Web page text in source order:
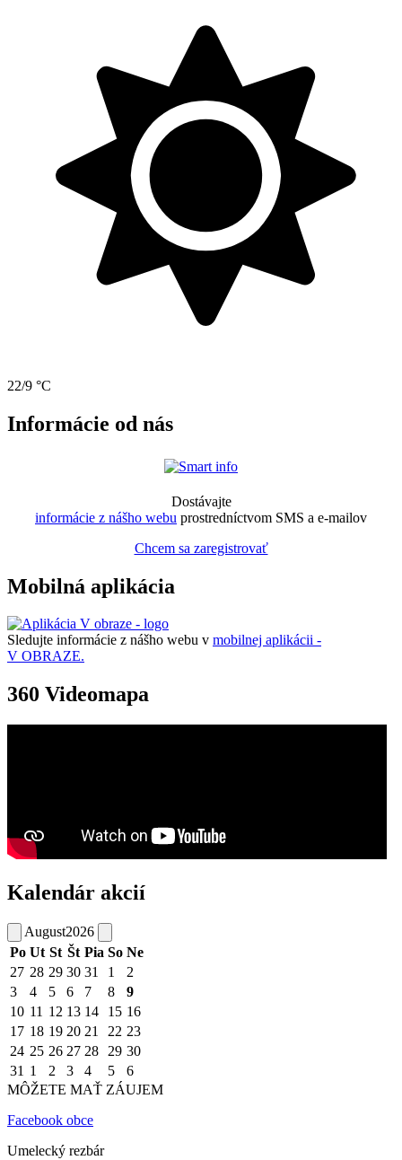
22/9 °C
Informácie od nás
Dostávajte
informácie z nášho webu prostredníctvom SMS a e-mailov
Chcem sa zaregistrovať
Mobilná aplikácia
Sledujte informácie z nášho webu v mobilnej aplikácii -
V OBRAZE.
360 Videomapa
Kalendár akcií
August2026
Po Ut St Št Pia So Ne
27 28 29 30 31 1
2
3
4 5 6 7 8
9
10 11 12 13 14 15 16
17 18 19 20 21 22 23
24 25 26 27 28 29 30
31 1 2 3 4 5
6
MÔŽETE MAŤ ZÁUJEM
Facebook obce
Umelecký rezbár